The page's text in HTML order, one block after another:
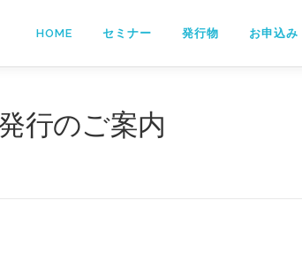
HOME セミナー 発行物 お申込み
行のご案内